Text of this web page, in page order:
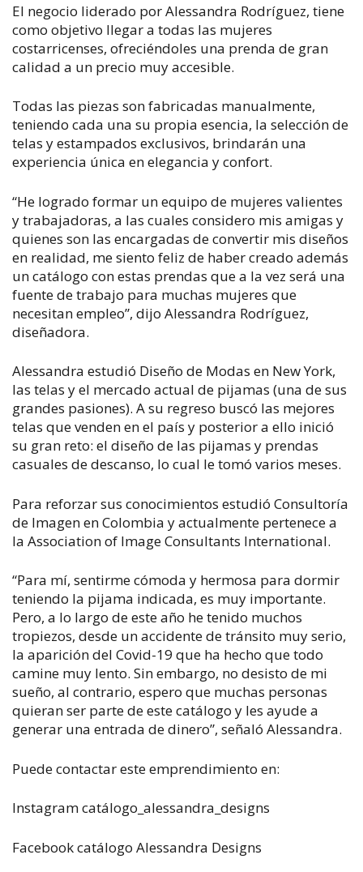
El negocio liderado por Alessandra Rodríguez, tiene
como objetivo llegar a todas las mujeres
costarricenses, ofreciéndoles una prenda de gran
calidad a un precio muy accesible.
Todas las piezas son fabricadas manualmente,
teniendo cada una su propia esencia, la selección de
telas y estampados exclusivos, brindarán una
experiencia única en elegancia y confort.
“He logrado formar un equipo de mujeres valientes
y trabajadoras, a las cuales considero mis amigas y
quienes son las encargadas de convertir mis diseños
en realidad, me siento feliz de haber creado además
un catálogo con estas prendas que a la vez será una
fuente de trabajo para muchas mujeres que
necesitan empleo”, dijo Alessandra Rodríguez,
diseñadora.
Alessandra estudió Diseño de Modas en New York,
las telas y el mercado actual de pijamas (una de sus
grandes pasiones). A su regreso buscó las mejores
telas que venden en el país y posterior a ello inició
su gran reto: el diseño de las pijamas y prendas
casuales de descanso, lo cual le tomó varios meses.
Para reforzar sus conocimientos estudió Consultoría
de Imagen en Colombia y actualmente pertenece a
la Association of Image Consultants International.
“Para mí, sentirme cómoda y hermosa para dormir
teniendo la pijama indicada, es muy importante.
Pero, a lo largo de este año he tenido muchos
tropiezos, desde un accidente de tránsito muy serio,
la aparición del Covid-19 que ha hecho que todo
camine muy lento. Sin embargo, no desisto de mi
sueño, al contrario, espero que muchas personas
quieran ser parte de este catálogo y les ayude a
generar una entrada de dinero”, señaló Alessandra.
Puede contactar este emprendimiento en:
Instagram catálogo_alessandra_designs
Facebook catálogo Alessandra Designs